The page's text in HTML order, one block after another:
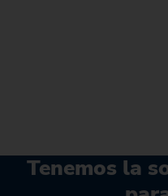
Tenemos la